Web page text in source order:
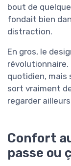
bout de
fondait bien
distraction.
En gros, le
révolutionnaire.
quotidien, mais
sort vraiment
regarder
Confort
passe ou